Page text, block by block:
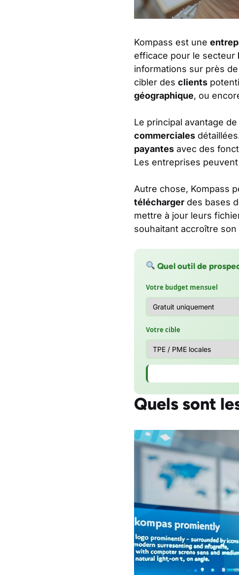
Kompass est une
efficace pour le secteur
informations sur près
cibler des clients
géographique, ou
Le principal avantage
commerciales
payantes avec des
Les entreprises
Autre chose, Kompass
télécharger des bases
mettre à jour leurs
souhaitant accroître son
Quel outil de
Votre budget mensuel
Votre cible
Quels sont